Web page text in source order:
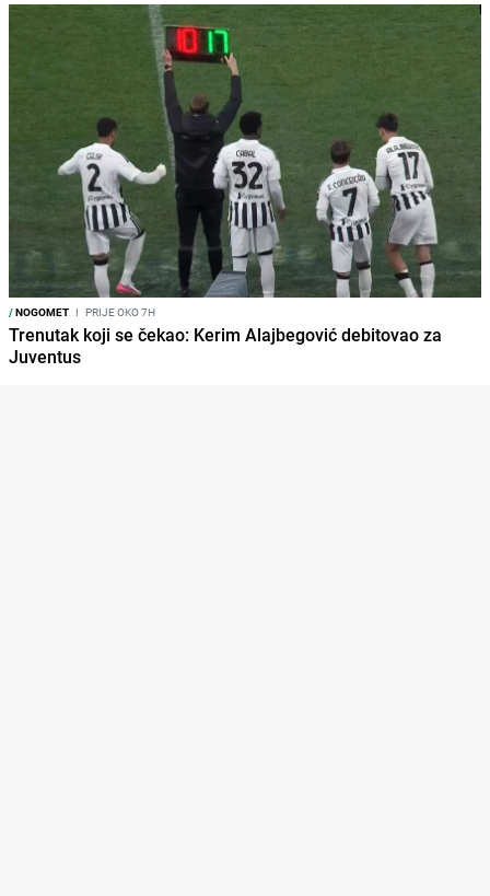
/NOGOMET I PRIJE OKO 7H
Trenutak koji se čekao: Kerim Alajbegović debitovao za
Juventus